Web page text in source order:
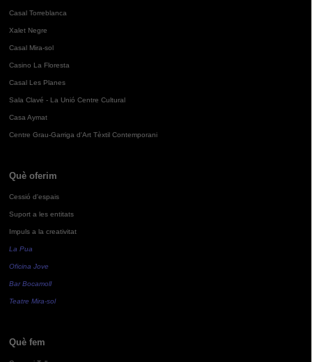
Casal Torreblanca
Xalet Negre
Casal Mira-sol
Casino La Floresta
Casal Les Planes
Sala Clavé - La Unió Centre Cultural
Casa Aymat
Centre Grau-Garriga d'Art Tèxtil Contemporani
Què oferim
Cessió d'espais
Suport a les entitats
Impuls a la creativitat
La Pua
Oficina Jove
Bar Bocamoll
Teatre Mira-sol
Què fem